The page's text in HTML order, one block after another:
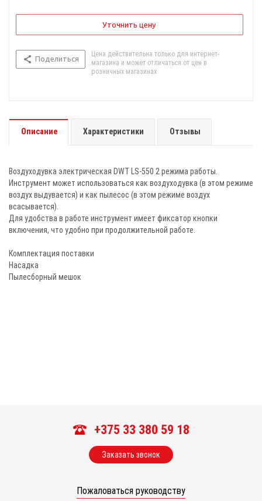
Уточнить цену
Поделиться
Цена действительна только для интернет-
магазина и может отличаться от цен в
розничных магазинах
Описание Характеристики Отзывы
Воздуходувка электрическая DWT LS-550 2 режима работы.
Инструмент может использоваться как воздуходувка (в этом режиме
воздух выдувается) и как пылесос (в этом режиме воздух
всасывается).
Для удобства в работе инструмент имеет фиксатор кнопки
включения, что удобно при продолжительной работе.
Комплектация поставки
Насадка
Пылесборный мешок
+375 33 380 59 18
Заказать звонок
Пожаловаться руководству